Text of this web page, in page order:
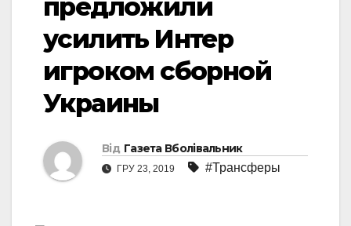
предложили
усилить Интер
игроком сборной
Украины
Від Газета Вболівальник
ГРУ 23, 2019 #Трансферы